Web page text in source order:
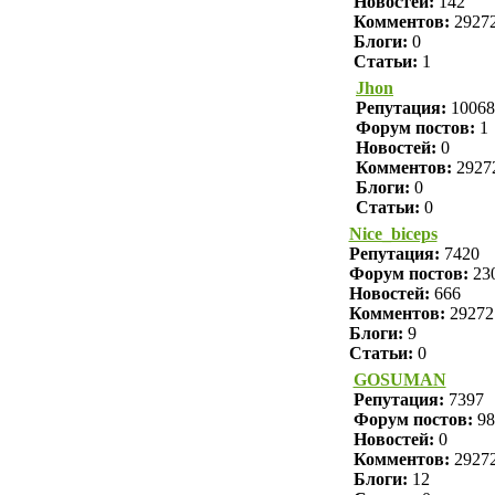
Комментов:
Блоги: 0
Статьи: 1
Jhon
Репутация: 10068
Форум постов: 1
Новостей: 0
Комментов:
Блоги: 0
Статьи: 0
Nice_biceps
Репутация: 7420
Форум постов:
Новостей: 666
Комментов: 29272
Блоги: 9
Статьи: 0
GOSUMAN
Репутация: 7397
Форум постов:
Новостей: 0
Комментов:
Блоги: 12